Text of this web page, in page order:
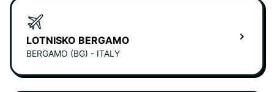
LOTNISKO BERGAMO
BERGAMO (BG) - ITALY